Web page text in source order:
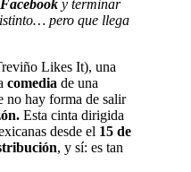
Facebook y terminar
pero que llega
Likes It), una
comedia de una
no hay forma de salir
Esta cinta dirigida
desde el 15 de
, y sí: es tan